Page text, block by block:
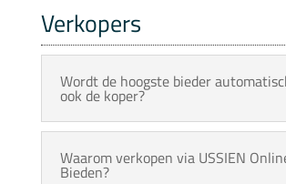
Verkopers
Wordt de hoogste bieder
ook de koper?
Waarom verkopen via USSIEN
Bieden?